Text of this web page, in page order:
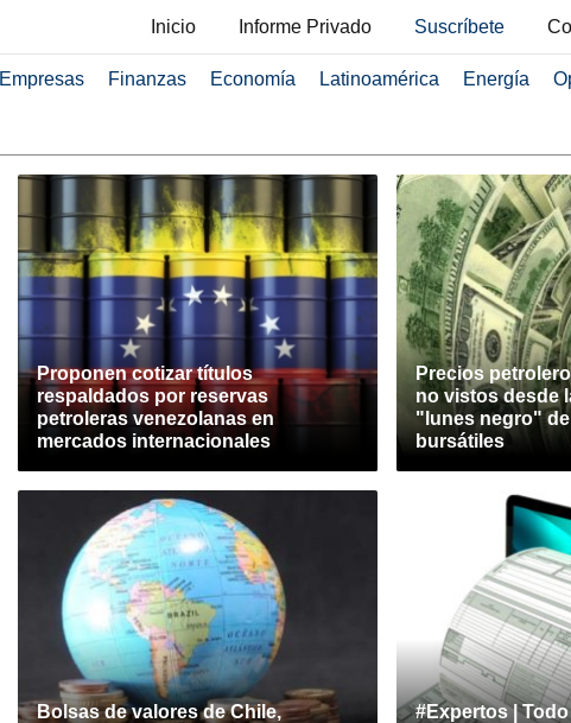
Inicio Informe Privado Suscríbete
Empresas Finanzas Economía Latinoamérica Energía
Proponen cotizar títulos
respaldados por reservas
petroleras venezolanas en
mercados internacionales
Precios
no vistos desde
"lunes negro"
bursátiles
Bolsas de valores de Chile,
#Expertos |